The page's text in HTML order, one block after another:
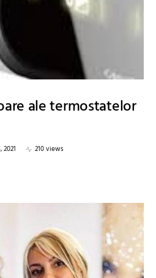
ale termostatelor
2021 210 views